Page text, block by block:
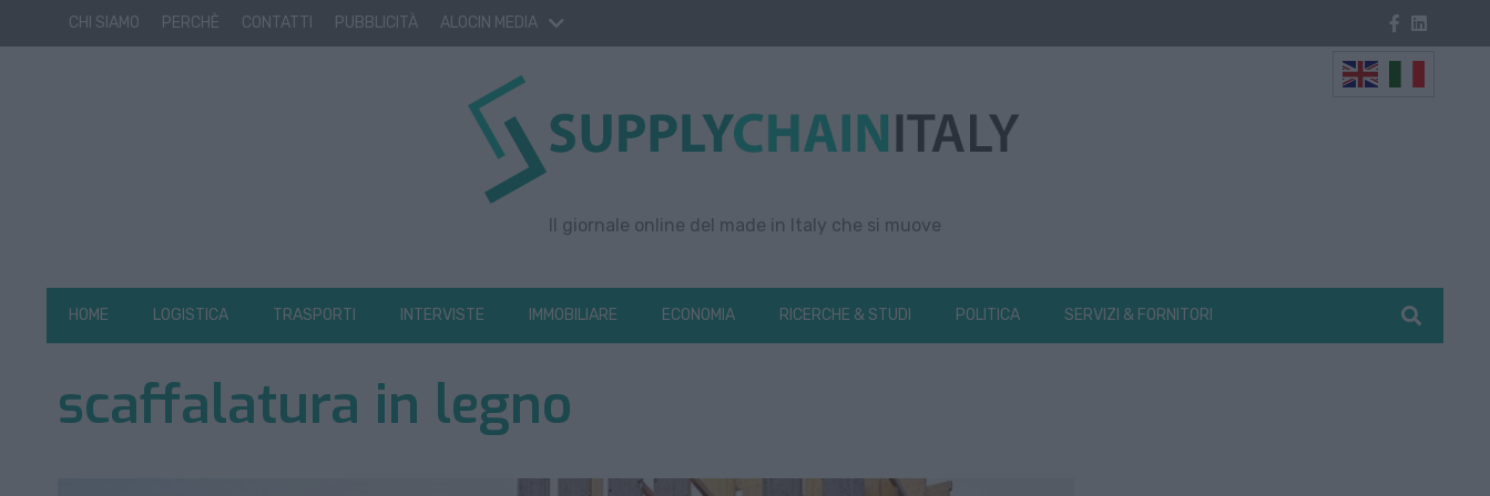
CHI SIAMO PERCHÈ CONTATTI PUBBLICITÀ ALOCIN MEDIA
Il giornale online del made in Italy che si muove
HOME LOGISTICA TRASPORTI INTERVISTE IMMOBILIARE ECONOMIA RICERCHE & STUDI POLITICA SERVIZI & FORNITORI
scaffalatura in legno